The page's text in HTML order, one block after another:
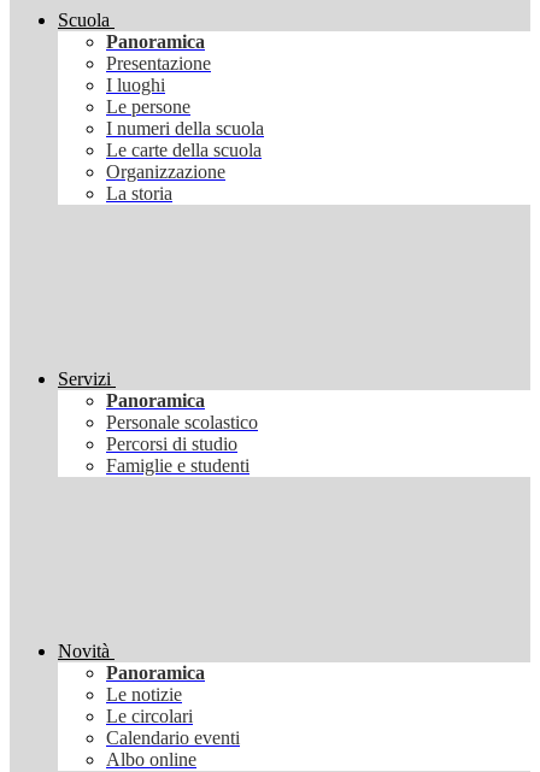
Scuola
Panoramica
Presentazione
I luoghi
Le persone
I numeri della scuola
Le carte della scuola
Organizzazione
La storia
Servizi
Panoramica
Personale scolastico
Percorsi di studio
Famiglie e studenti
Novità
Panoramica
Le notizie
Le circolari
Calendario eventi
Albo online